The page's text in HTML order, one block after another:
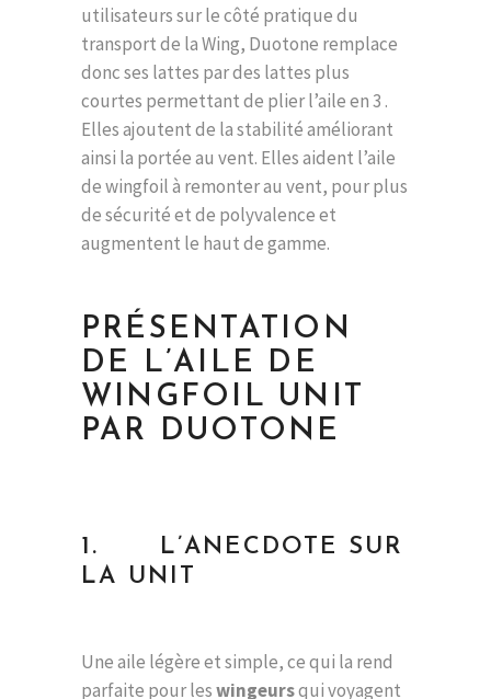
utilisateurs sur le côté pratique du
transport de la Wing, Duotone remplace
donc ses lattes par des lattes plus
courtes permettant de plier l’aile en 3 .
Elles ajoutent de la stabilité améliorant
ainsi la portée au vent. Elles aident l’aile
de wingfoil à remonter au vent, pour plus
de sécurité et de polyvalence et
augmentent le haut de gamme.
PRÉSENTATION
DE L’AILE DE
WINGFOIL UNIT
PAR DUOTONE
1. L’ANECDOTE SUR
LA UNIT
Une aile légère et simple, ce qui la rend
parfaite pour leswingeursqui voyagent